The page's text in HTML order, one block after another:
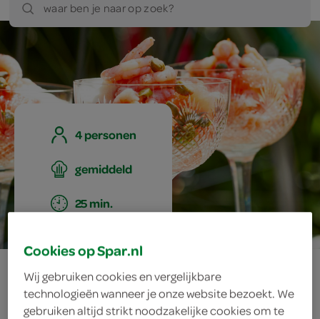
waar ben je naar op zoek?
4 personen
gemiddeld
25 min.
cocktail di pesce
Cookies op Spar.nl
Wij gebruiken cookies en vergelijkbare
technologieën wanneer je onze website bezoekt. We
gebruiken altijd strikt noodzakelijke cookies om te